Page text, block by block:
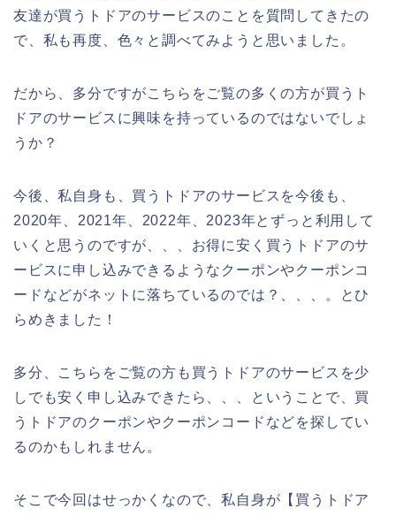
友達が買うトドアのサービスのことを質問してきたの
で、私も再度、色々と調べてみようと思いました。
だから、多分ですがこちらをご覧の多くの方が買うト
ドアのサービスに興味を持っているのではないでしょ
うか？
今後、私自身も、買うトドアのサービスを今後も、
2020年、2021年、2022年、2023年とずっと利用して
いくと思うのですが、、、お得に安く買うトドアのサ
ービスに申し込みできるようなクーポンやクーポンコ
ードなどがネットに落ちているのでは？、、、。とひ
らめきました！
多分、こちらをご覧の方も買うトドアのサービスを少
しでも安く申し込みできたら、、、ということで、買
うトドアのクーポンやクーポンコードなどを探してい
るのかもしれません。
そこで今回はせっかくなので、私自身が【買うトドア